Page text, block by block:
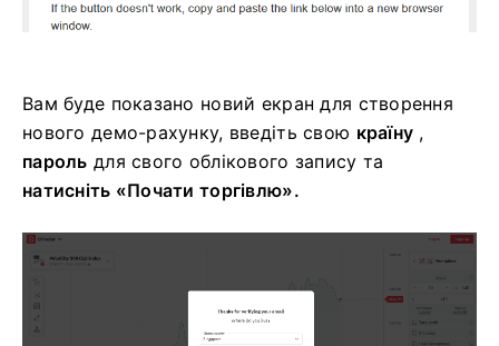
Вам буде показано новий екран для створення
нового демо-рахунку, введіть свою країну ,
пароль для свого облікового запису та
натисніть «Почати торгівлю».